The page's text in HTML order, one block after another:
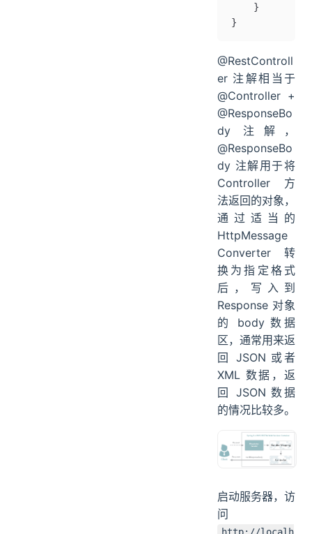
    }
}
@RestControll
er 注解相当于
@Controller +
@ResponseBo
dy 注解，
@ResponseBo
dy 注解用于将
Controller 方
法返回的对象，
通过适当的
HttpMessage
Converter 转
换为指定格式
后，写入到
Response 对象
的 body 数据
区，通常用来返
回 JSON 或者
XML 数据，返
回 JSON 数据
的情况比较多。
启动服务器，访
问
http://localh